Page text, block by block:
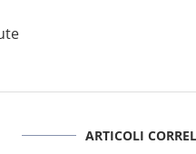
ARTICOLI